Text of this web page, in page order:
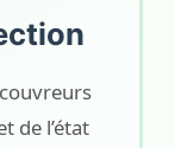
de l’état